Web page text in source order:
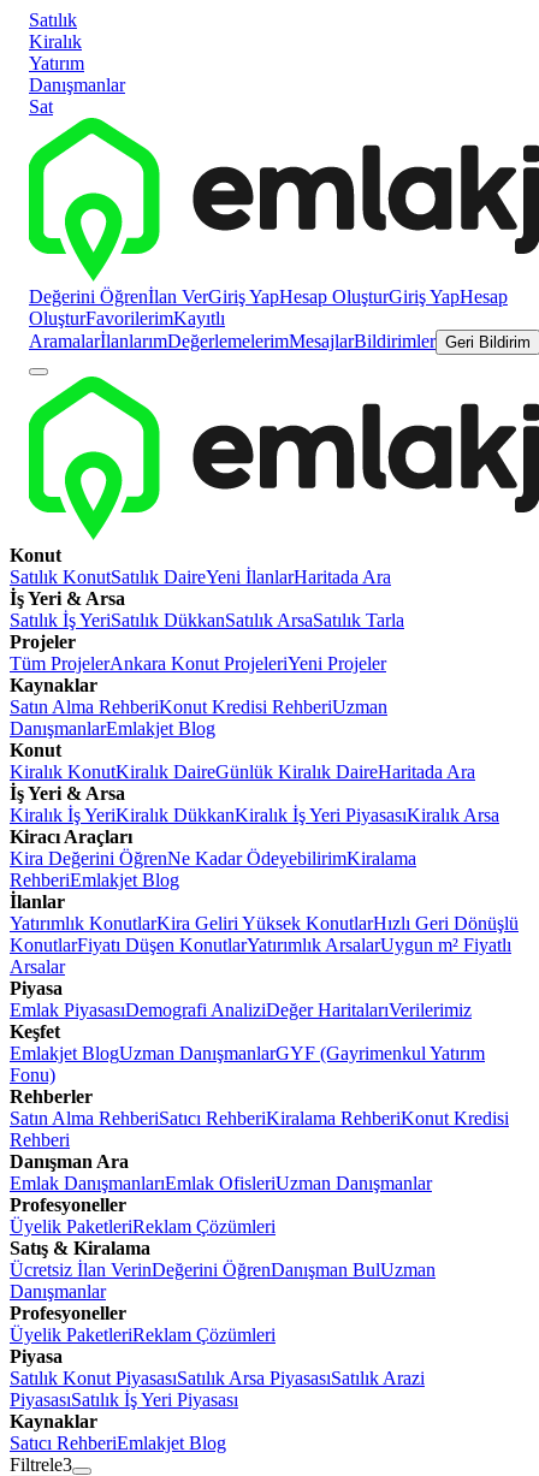
Satılık
Kiralık
Yatırım
Danışmanlar
Sat
Değerini Öğrenİlan VerGiriş YapHesap OluşturGiriş YapHesap
OluşturFavorilerimKayıtlı
AramalarİlanlarımDeğerlemelerimMesajlarBildirimler Geri Bildirim
Konut
Satılık KonutSatılık DaireYeni İlanlarHaritada Ara
İş Yeri & Arsa
Satılık İş YeriSatılık DükkanSatılık ArsaSatılık Tarla
Projeler
Tüm ProjelerAnkara Konut ProjeleriYeni Projeler
Kaynaklar
Satın Alma RehberiKonut Kredisi RehberiUzman
DanışmanlarEmlakjet Blog
Konut
Kiralık KonutKiralık DaireGünlük Kiralık DaireHaritada Ara
İş Yeri & Arsa
Kiralık İş YeriKiralık DükkanKiralık İş Yeri PiyasasıKiralık Arsa
Kiracı Araçları
Kira Değerini ÖğrenNe Kadar ÖdeyebilirimKiralama
RehberiEmlakjet Blog
İlanlar
Yatırımlık KonutlarKira Geliri Yüksek KonutlarHızlı Geri Dönüşlü
KonutlarFiyatı Düşen KonutlarYatırımlık ArsalarUygun m² Fiyatlı
Arsalar
Piyasa
Emlak PiyasasıDemografi AnaliziDeğer HaritalarıVerilerimiz
Keşfet
Emlakjet BlogUzman DanışmanlarGYF (Gayrimenkul Yatırım
Fonu)
Rehberler
Satın Alma RehberiSatıcı RehberiKiralama RehberiKonut Kredisi
Rehberi
Danışman Ara
Emlak DanışmanlarıEmlak OfisleriUzman Danışmanlar
Profesyoneller
Üyelik PaketleriReklam Çözümleri
Satış & Kiralama
Ücretsiz İlan VerinDeğerini ÖğrenDanışman BulUzman
Danışmanlar
Profesyoneller
Üyelik PaketleriReklam Çözümleri
Piyasa
Satılık Konut PiyasasıSatılık Arsa PiyasasıSatılık Arazi
PiyasasıSatılık İş Yeri Piyasası
Kaynaklar
Satıcı RehberiEmlakjet Blog
Filtrele3